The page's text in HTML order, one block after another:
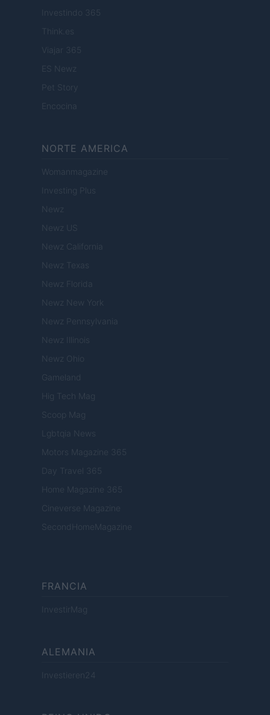
Investindo 365
Think.es
Viajar 365
ES Newz
Pet Story
Encocina
NORTE AMERICA
Womanmagazine
Investing Plus
Newz
Newz US
Newz California
Newz Texas
Newz Florida
Newz New York
Newz Pennsylvania
Newz Illinois
Newz Ohio
Gameland
Hig Tech Mag
Scoop Mag
Lgbtqia News
Motors Magazine 365
Day Travel 365
Home Magazine 365
Cineverse Magazine
SecondHomeMagazine
FRANCIA
InvestirMag
ALEMANIA
Investieren24